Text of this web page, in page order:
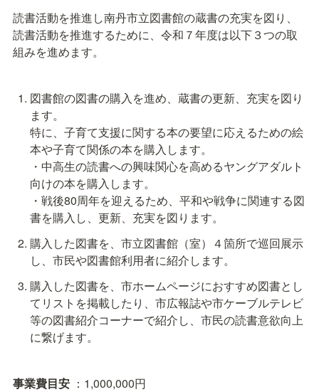
読書活動を推進し南丹市立図書館の蔵書の充実を図り、
読書活動を推進するために、令和７年度は以下３つの取
組みを進めます。
図書館の図書の購入を進め、蔵書の更新、充実を図り
ます。
特に、子育て支援に関する本の要望に応えるための絵
本や子育て関係の本を購入します。
・中高生の読書への興味関心を高めるヤングアダルト
向けの本を購入します。
・戦後80周年を迎えるため、平和や戦争に関連する図
書を購入し、更新、充実を図ります。
購入した図書を、市立図書館（室）４箇所で巡回展示
し、市民や図書館利用者に紹介します。
購入した図書を、市ホームページにおすすめ図書とし
てリストを掲載したり、市広報誌や市ケーブルテレビ
等の図書紹介コーナーで紹介し、市民の読書意欲向上
に繋げます。
事業費目安